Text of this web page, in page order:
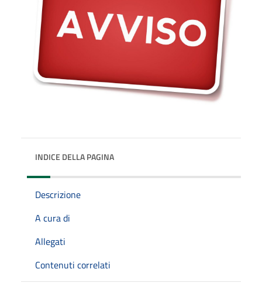
INDICE DELLA PAGINA
Descrizione
A cura di
Allegati
Contenuti correlati